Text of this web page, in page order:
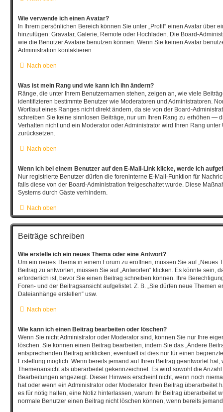
Wie verwende ich einen Avatar?
In Ihrem persönlichen Bereich können Sie unter „Profil“ einen Avatar über
hinzufügen: Gravatar, Galerie, Remote oder Hochladen. Die Board-
wie die Benutzer Avatare benutzen können. Wenn Sie keinen Avatar
Administration kontaktieren.
Nach oben
Was ist mein Rang und wie kann ich ihn ändern?
Ränge, die unter Ihrem Benutzernamen stehen, zeigen an, wie viele
identifizieren bestimmte Benutzer wie Moderatoren und Administratoren.
Wortlaut eines Ranges nicht direkt ändern, da sie von der Board-
schreiben Sie keine sinnlosen Beiträge, nur um Ihren Rang zu erhöhen —
Verhalten nicht und ein Moderator oder Administrator wird Ihren Rang
zurücksetzen.
Nach oben
Wenn ich bei einem Benutzer auf den E-Mail-Link klicke, werde ich
Nur registrierte Benutzer dürfen die foreninterne E-Mail-Funktion für
falls diese von der Board-Administration freigeschaltet wurde. Diese
Systems durch Gäste verhindern.
Nach oben
Beiträge schreiben
Wie erstelle ich ein neues Thema oder eine Antwort?
Um ein neues Thema in einem Forum zu eröffnen, müssen Sie auf „Neues
Beitrag zu antworten, müssen Sie auf „Antworten“ klicken. Es könnte sein,
erforderlich ist, bevor Sie einen Beitrag schreiben können. Ihre
Foren- und der Beitragsansicht aufgelistet. Z. B. „Sie dürfen neue Themen
Dateianhänge erstellen“ usw.
Nach oben
Wie kann ich einen Beitrag bearbeiten oder löschen?
Wenn Sie nicht Administrator oder Moderator sind, können Sie nur Ihre
löschen. Sie können einen Beitrag bearbeiten, indem Sie das „Ändere
entsprechenden Beitrag anklicken; eventuell ist dies nur für einen
Erstellung möglich. Wenn bereits jemand auf Ihren Beitrag geantwortet hat,
Themenansicht als überarbeitet gekennzeichnet. Es wird sowohl die
Bearbeitungen angezeigt. Dieser Hinweis erscheint nicht, wenn noch
hat oder wenn ein Administrator oder Moderator Ihren Beitrag überarbeitet
es für nötig halten, eine Notiz hinterlassen, warum Ihr Beitrag überarbeitet
normale Benutzer einen Beitrag nicht löschen können, wenn bereits